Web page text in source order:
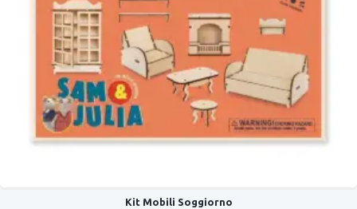
Kit Mobili Soggiorno